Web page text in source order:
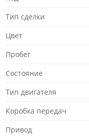
Тип сделки
Цвет
Пробег
Состояние
Тип двигателя
Коробка передач
Привод